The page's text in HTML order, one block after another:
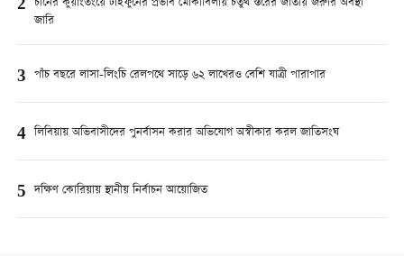
2
জারি
3 পাঁচ বছরে লাসা-লিংচি রেলপথে সাড়ে ৬২ লাখেরও বেশি যাত্রী পারাপার
4 লিবিয়ায় অভিবাসীদের পুনর্বাসন করার অভিযোগ অস্বীকার করল জাতিসংঘ
5 দক্ষিণ কোরিয়ায় স্থানীয় নির্বাচন আয়োজিত